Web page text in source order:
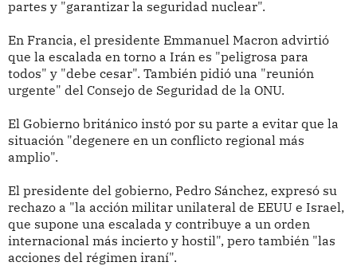
partes y "garantizar la seguridad nuclear".
En Francia, el presidente Emmanuel Macron advirtió
que la escalada en torno a Irán es "peligrosa para
todos" y "debe cesar". También pidió una "reunión
urgente" del Consejo de Seguridad de la ONU.
El Gobierno británico instó por su parte a evitar que la
situación "degenere en un conflicto regional más
amplio".
El presidente del gobierno, Pedro Sánchez, expresó su
rechazo a "la acción militar unilateral de EEUU e Israel,
que supone una escalada y contribuye a un orden
internacional más incierto y hostil", pero también "las
acciones del régimen iraní".